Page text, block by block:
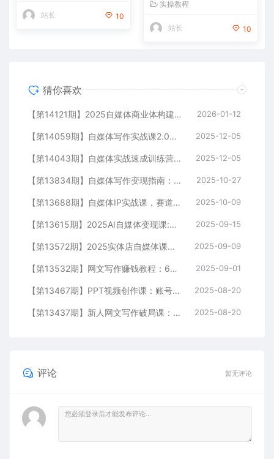
站长 10
秘籍
实操教程
站长 10
猜你喜欢
【第14121期】2025自媒体商业体构建大课-第5期，流量思维+内容体系+变现闭环，打造个人可持续生意 2026-01-12
【第14059期】自媒体写作实战课2.0，爆款标题、内容结构、IP打造，半年复制30万粉月入10万+ 2025-12-05
【第14043期】自媒体实战速成训练营：建立完整的运营思维，突破内容创作与流量转化瓶颈 2025-12-05
【第13834期】自媒体写作变现指南：选题5法+拆文6步+数据优化，单篇收益2243元秘籍 2025-10-27
【第13688期】自媒体IP实战课，赛道选择、爆款选题、文案写作，半年10万粉+六位数变现 2025-10-09
【第13615期】2025AI自媒体变现课:文案生成/视频制作/数字人/涨粉/选品/橱窗+商单月入3w 2025-09-15
【第13572期】2025实体店自媒体课：团购运营+流量变现全流程，实现月均订单过万 2025-09-09
【第13532期】网文写作赚钱教程：6大模块+17本火书+98个真实例子 从入门到精通实战方法 2025-09-01
【第13467期】PPT视频创作课：账号运营/爆款选题/AI写稿，0基础掌握自媒体全流程方法论 2025-08-20
【第13437期】新人网文写作破局课：快速掌握可复制的网文创作方法论，实现写作创收 2025-08-20
评论 暂无评论